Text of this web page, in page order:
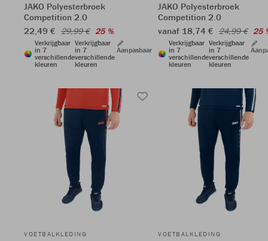
JAKO Polyesterbroek
Competition 2.0
22,49 € 29,99 € 25 %
Verkrijgbaar
in 7
verschillende
kleuren
Verkrijgbaar
in 7
verschillende
kleuren
Aanpasbaar
JAKO Polyesterbroek
Competition 2.0
vanaf 18,74 € 24,99 € 25
Verkrijgbaar
in 7
verschillende
kleuren
Verkrijgbaar
in 7
verschillende
kleuren
VOETBALKLEDING VOETBALKLEDING